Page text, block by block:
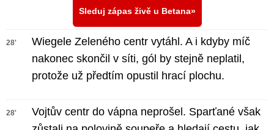
Sleduj zápas živě u Betana
28'
Wiegele Zeleného centr vytáhl. A i kdyby míč
nakonec skončil v síti, gól by stejně neplatil,
protože už předtím opustil hrací plochu.
28'
Vojtův centr do vápna neprošel. Sparťané však